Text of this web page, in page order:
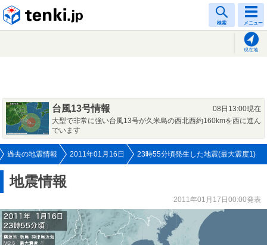
検索 メニュー
現在地
台風13号情報
08日13:00現在
大型で非常に強い台風13号が久米島の西北西約160kmを西に進ん
でいます
過去の地震情報 2011年01月16日 23時55分頃発生した地震(最大震度1)
地震情報
2011年01月17日00:00発表